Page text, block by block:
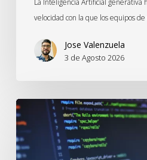
velocidad con la que los equipos
Jose Valenzuela
3 de Agosto 2026
Privacidad
desde
el
Diseño: